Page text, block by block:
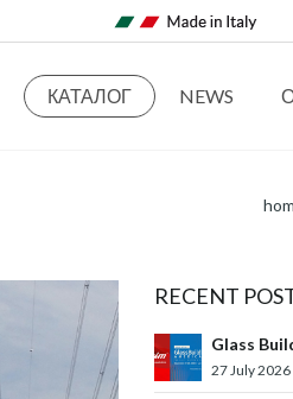
КАТАЛОГ NEWS
RECENT
Glass
27 July 2026